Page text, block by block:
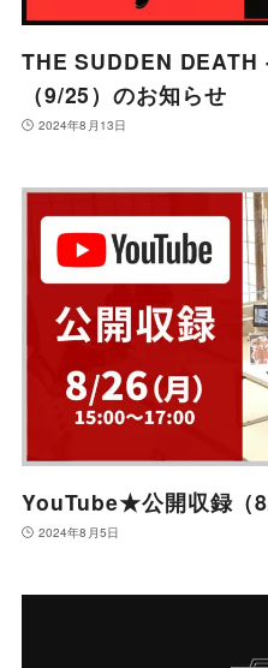
THE SUDDEN DEATH
（9/25）のお知らせ
2024年8月13日
YouTube★公開収録（
2024年8月5日